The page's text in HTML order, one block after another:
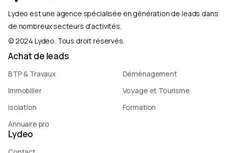
Lydeo est une agence spécialisée en génération de leads dans
de nombreux secteurs d'activités.
© 2024 Lydeo. Tous droit réservés.​
Achat de leads
BTP & Travaux
Immobilier
Isolation
Annuaire pro
Déménagement
Voyage et Tourisme
Formation
Lydeo